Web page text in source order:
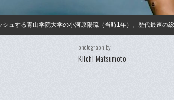
ュする青山学院大学の小河原陽琉（当時1年）。歴代最速の
photograph by
Kiichi Matsumoto